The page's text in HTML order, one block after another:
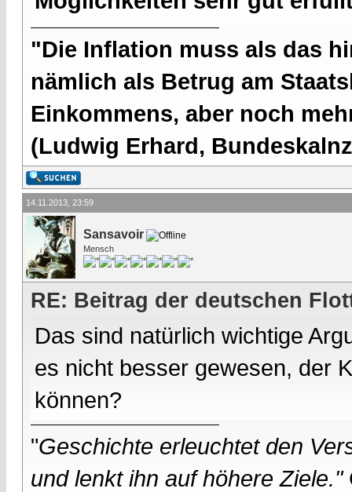
"Die Inflation muss als das
nämlich als Betrug am
Einkommens, aber noch
(Ludwig Erhard,
14.11.2013, 23:59
Sansavoir
Mensch
RE: Beitrag der deutschen
Das sind natürlich wichtige
es nicht besser gewesen, der
können?
"Geschichte erleuchtet den
und lenkt ihn auf höhere Ziele."